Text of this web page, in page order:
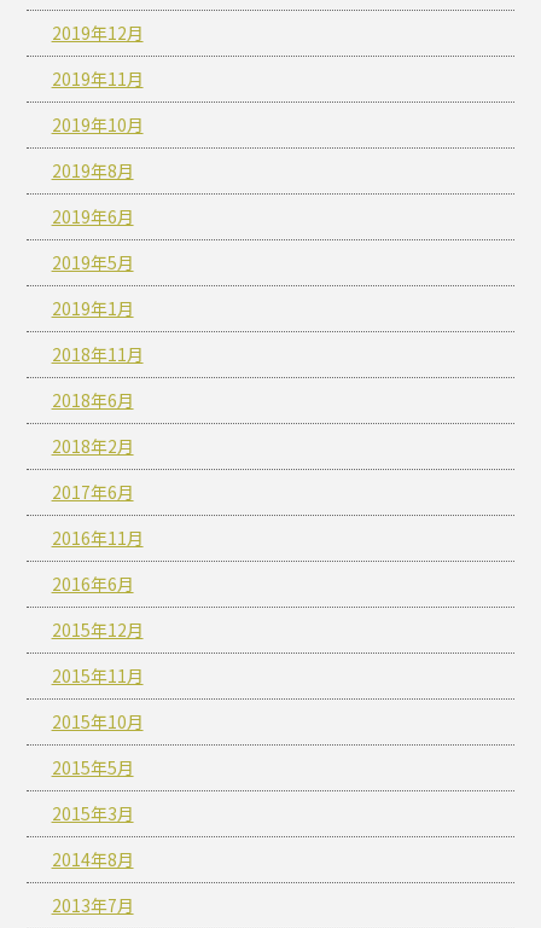
2019年12月
2019年11月
2019年10月
2019年8月
2019年6月
2019年5月
2019年1月
2018年11月
2018年6月
2018年2月
2017年6月
2016年11月
2016年6月
2015年12月
2015年11月
2015年10月
2015年5月
2015年3月
2014年8月
2013年7月